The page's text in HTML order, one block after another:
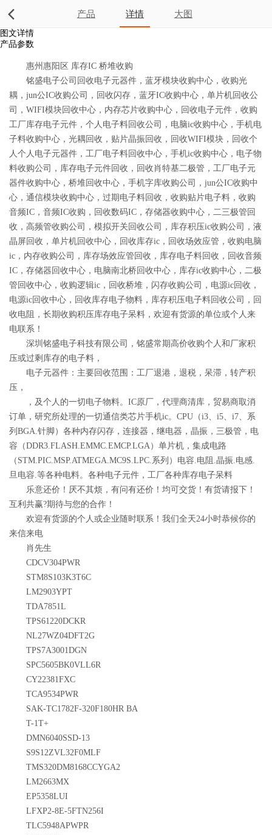
产品 详情 大图
图文详情
产品参数
惠州惠阳区 库存IC 桥堆收购
铭盛电子公司回收电子元器件，蓝牙模块收购中心，收购光
耦，jun公IC收购公司，回收闪存，蓝牙IC收购中心，单片机回收公
司，WIFI模块回收中心，内存芯片收购中心，回收电子元件，收购
工厂库存电子元件，个人电子料回收公司，电脑ic收购中心，手机电
子料收购中心，光耦回收，贴片晶振回收，回收WIFI模块，回收个
人个人电子元器件，工厂电子料回收中心，手机ic收购中心，电子物
料收购公司，库存电子元件回收，回收肖特基二极管，工厂电子元
器件收购中心，桥堆回收中心，手机字库收购公司，jun公IC收购中
心，通信模块收购中心，过期电子料回收，收购贴片电子料，收购
音频IC，音频IC收购，回收数码IC，存储器收购中心，二三极管回
收，高频管收购公司，模拟开关回收公司，库存积压ic收购公司，液
晶屏回收，单片机回收中心，回收库存ic，回收场效应管，收购电脑
ic，内存收购公司，库存场效应管回收，库存电子料回收，回收音频
IC，存储器回收中心，电脑南北桥回收中心，库存ic收购中心，二极
管回收中心，收购逻辑ic，回收桥堆，闪存收购公司，电源ic回收，
电源ic回收中心，回收库存电子物料，库存积压电子料回收公司，回
收电阻，长期收购积压库存电子呆料，欢迎有货源的单位或个人来
电联系！
深圳铭盛电子科技有限公司，铭盛常期高价收购个人和厂家积
压或过剩库存的电子料，
电子元器件：主要回收范围：工厂退港，退税，呆滞，转产积
压，
，及个人的一切电子物料。IC原厂，代理商清库，贸易商取消
订单，研究所处理的一切通信类芯片手机ic。CPU（i3、i5、i7、系
列BGA.针脚）各种内存闪存，连接器，继电器，晶振，三极管，电
容（DDR3.FLASH.EMMC.EMCP.LGA）单片机，集成电路
（STM.PIC.MSP.ATMEGA.MC9S.LPC.系列）电容.电阻.晶振.电感.
旦电容.等各种电料。各种电子元件，工厂各种库存电子呆料
乐意还价！厌不其烦，有问有还价！均可交货！有货请报下！
互利共赢?期待与您的合作！
欢迎有货源的个人或企业随时联系！我们全天24小时恭候你的
来信来电
肖先生
CDCV304PWR
STM8S103K3T6C
LM2903YPT
TDA7851L
TPS61220DCKR
NL27WZ04DFT2G
TPS7A3001DGN
SPC5605BK0VLL6R
CY22381FXC
TCA9534PWR
SAK-TC1782F-320F180HR BA
T-1T+
DMN6040SSD-13
S9S12ZVL32F0MLF
TMS320DM8168CCYGA2
LM2663MX
EP5358LUI
LFXP2-8E-5FTN256I
TLC5948APWPR